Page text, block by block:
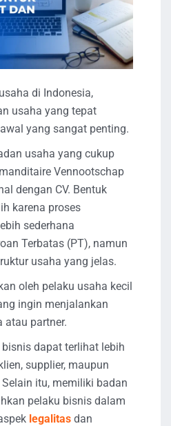
di Indonesia,
usaha yang tepat
yang sangat penting.
usaha yang cukup
Vennootschap
dengan CV. Bentuk
karena proses
sederhana
Terbatas (PT), namun
usaha yang jelas.
oleh pelaku usaha kecil
ingin menjalankan
atau partner.
bisnis dapat terlihat lebih
supplier, maupun
itu, memiliki badan
pelaku bisnis dalam
legalitas dan